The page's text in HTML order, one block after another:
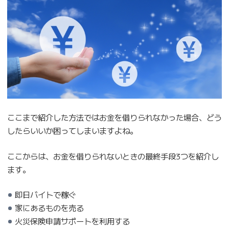
ここまで紹介した方法ではお金を借りられなかった場合、どう
したらいいか困ってしまいますよね。
ここからは、お金を借りられないときの最終手段3つを紹介し
ます。
即日バイトで稼ぐ
家にあるものを売る
火災保険申請サポートを利用する